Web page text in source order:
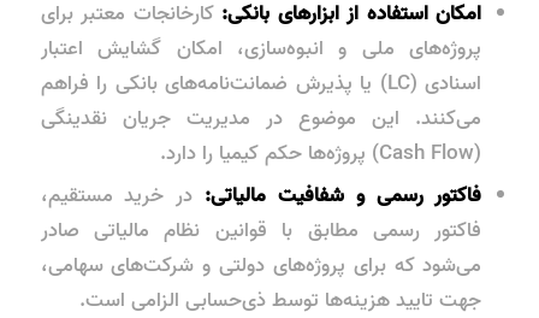
امکان استفاده از ابزارهای بانکی: کارخانجات معتبر برای
پروژه‌های ملی و انبوه‌سازی، امکان گشایش اعتبار
اسنادی (LC) یا پذیرش ضمانت‌نامه‌های بانکی را فراهم
می‌کنند. این موضوع در مدیریت جریان نقدینگی
(Cash Flow) پروژه‌ها حکم کیمیا را دارد.
فاکتور رسمی و شفافیت مالیاتی: در خرید مستقیم،
فاکتور رسمی مطابق با قوانین نظام مالیاتی صادر
می‌شود که برای پروژه‌های دولتی و شرکت‌های سهامی،
جهت تایید هزینه‌ها توسط ذی‌حسابی الزامی است.